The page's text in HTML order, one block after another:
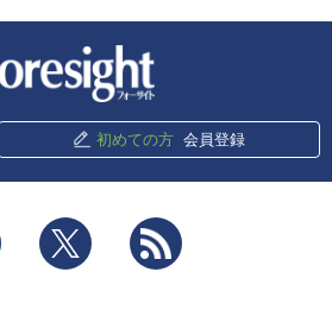
初めての方 会員登録
Facebook Twitter